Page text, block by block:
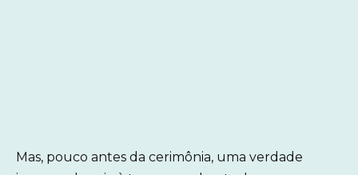
Mas, pouco antes da cerimônia, uma verdade